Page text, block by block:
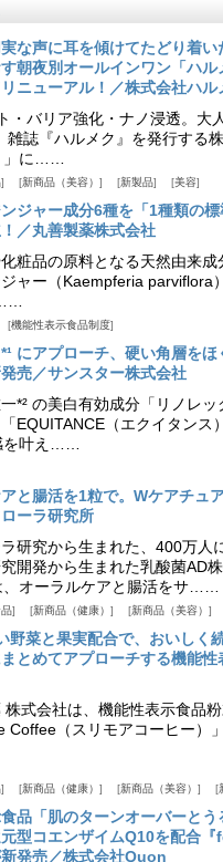
な声に耳を傾けてたどり着
朝夜別オールインワン「ハ
ニューアル！／株式会社ハ
・バリア強化・ナノ浸透。大
誌『ハルメク』を発行する
」に……
新商品（美容） 新製品 美容
ジャー成分6種を「1種類の
／丸善製薬株式会社
粧品の原料となる天然由来
ャー（Kaempferia parviflora
機能性表示食品制度
にアプローチ、硬い角層を
売／サンスター株式会社
*² の美白有効成分「リノレ
EQUITANCE（エクイタン
を叶え……
と腸活を1粒で。Wケアチュ
ーラ研究所
研究から生まれた、400万
開発から生まれた乳酸菌AD
オーラルケアと腸活をサ……
新商品（健康） 新商品（美容）
野菜と果実配合で、おいしく
とめてアプローチする機能
株式会社は、機能性表示食品
（スリモアコーヒー）
新商品（健康） 新商品（美容）
品「肌のターンオーバーと
元型コエンザイムQ10を配合
発売／株式会社Quon